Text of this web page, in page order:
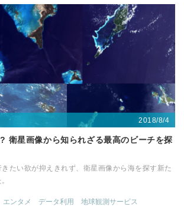
2018/8/4
衛星画像から知られざる最高のビーチを探
たい欲が抑えきれず、衛星画像から海を探す新た
エンタメ データ利用
地球観測サービス